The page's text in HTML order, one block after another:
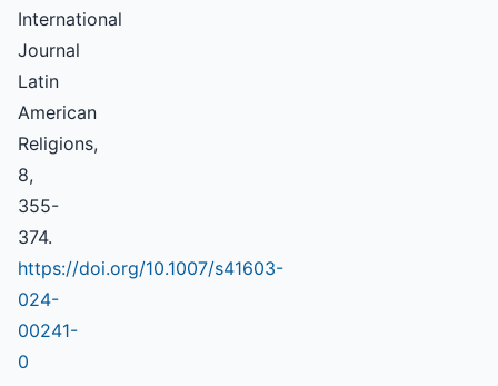
International
Journal
Latin
American
Religions,
8,
355-
374.
https://doi.org/10.1007/s41603-
024-
00241-
0